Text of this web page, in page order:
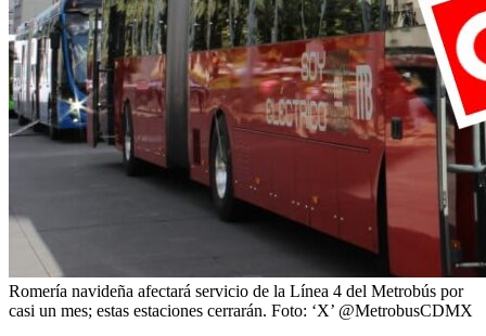
Romería navideña afectará servicio de la Línea 4 del Metrobús por
casi un mes; estas estaciones cerrarán. Foto: ‘X’ @MetrobusCDMX